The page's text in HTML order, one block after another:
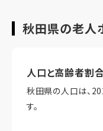
秋田県の老人
人口と高齢者割
秋田県の人口は、
す。